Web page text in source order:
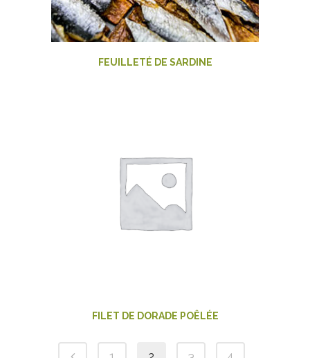
FEUILLETÉ DE SARDINE
FILET DE DORADE POÊLÉE